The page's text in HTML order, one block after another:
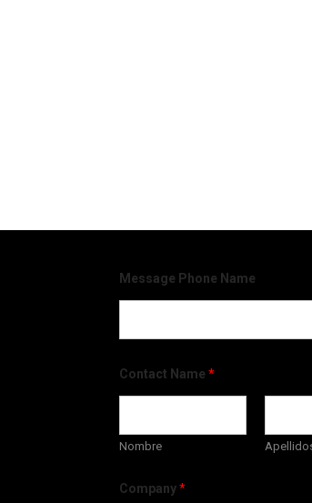
Message Phone Name
Contact Name *
Nombre
Company*